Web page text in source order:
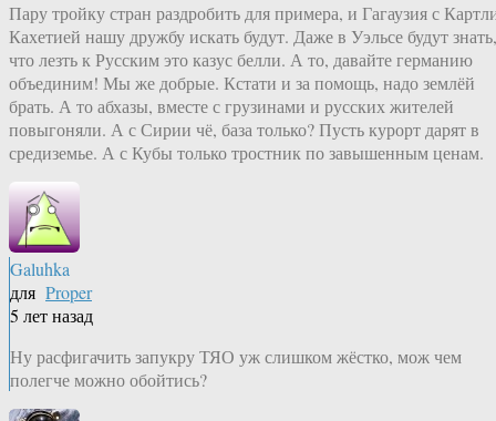
Пару тройку стран раздробить для примера, и Гагаузия с
Кахетией нашу дружбу искать будут. Даже в Уэльсе будут знать,
что лезть к Русским это казус белли. А то, давайте германию
объединим! Мы же добрые. Кстати и за помощь, надо землёй
брать. А то абхазы, вместе с грузинами и русских жителей
повыгоняли. А с Сирии чё, база только? Пусть курорт дарят в
средиземье. А с Кубы только тростник по завышенным ценам.
Galuhka
для Proper
5 лет назад
Ну расфигачить запукру ТЯО уж слишком жёстко, мож чем
полегче можно обойтись?